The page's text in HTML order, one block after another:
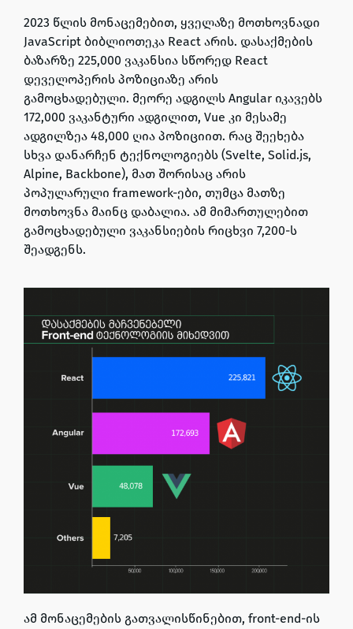
2023 წლის მონაცემებით, ყველაზე მოთხოვნადი
JavaScript ბიბლიოთეკა React არის. დასაქმების
ბაზარზე 225,000 ვაკანსია სწორედ React
დეველოპერის პოზიციაზე არის
გამოცხადებული. მეორე ადგილს Angular იკავებს
172,000 ვაკანტური ადგილით, Vue კი მესამე
ადგილზეა 48,000 ღია პოზიციით. რაც შეეხება
სხვა დანარჩენ ტექნოლოგიებს (Svelte, Solid.js,
Alpine, Backbone), მათ შორისაც არის
პოპულარული framework-ები, თუმცა მათზე
მოთხოვნა მაინც დაბალია. ამ მიმართულებით
გამოცხადებული ვაკანსიების რიცხვი 7,200-ს
შეადგენს.
ამ მონაცემების გათვალისწინებით, front-end-ის